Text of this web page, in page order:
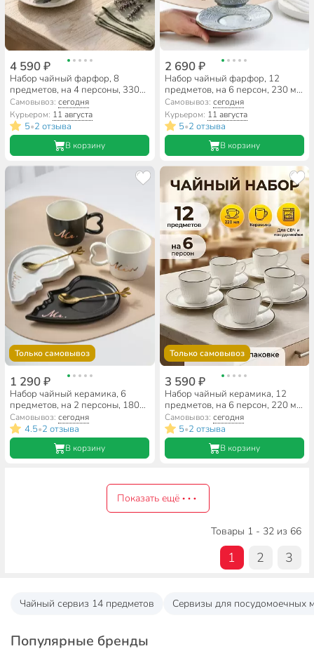
4 590 ₽
Набор чайный фарфор, 8
предметов, на 4 персоны, 330
мл, Lefard, Гортензия, 415-2290
Самовывоз:сегодня
Курьером: 11 августа
5•2 отзыва
В корзину
2 690 ₽
Набор чайный фарфор, 12
предметов, на 6 персон, 230 мл,
Jewel, Кварц, ПС0003-14,
подарочная упаковка
Самовывоз: сегодня
Курьером: 11 августа
5•2 отзыва
В корзину
Только самовывоз
1 290 ₽
Набор чайный керамика, 6
предметов, на 2 персоны, 180
мл, в ассортименте, Мистер и
миссис, B010420
Самовывоз:сегодня
4.5•2 отзыва
В корзину
Только самовывоз
3 590 ₽
Набор чайный керамика, 12
предметов, на 6 персон, 220 мл,
молочный, Классик, B060507
Самовывоз: сегодня
5•2 отзыва
В корзину
Показать ещё
Товары 1 - 32 из 66
1 2 3
Чайный сервиз 14 предметов Сервизы для посудомоечных
Популярные бренды